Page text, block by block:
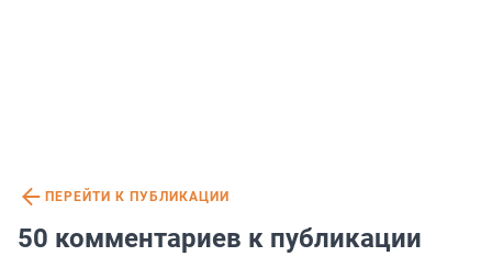
ПЕРЕЙТИ К ПУБЛИКАЦИИ
50 комментариев к публикации